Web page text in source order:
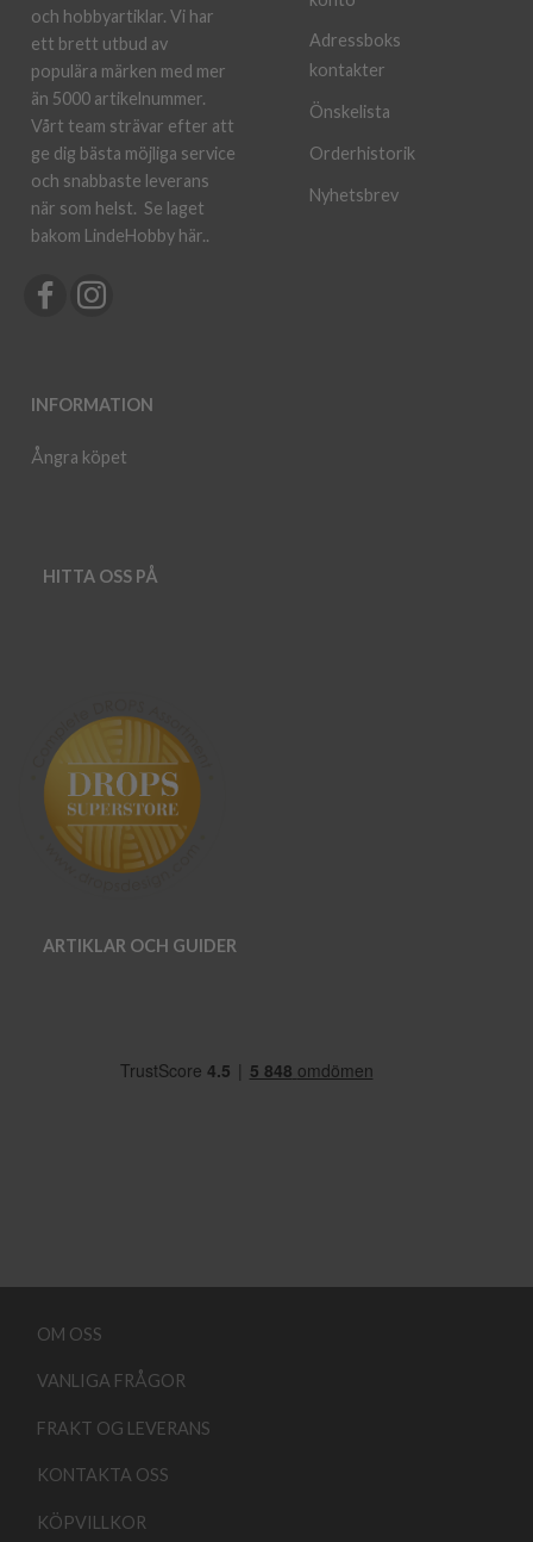
och hobbyartiklar. Vi har
ett brett utbud av
populära märken med mer
än 5000 artikelnummer.
Vårt team strävar efter att
ge dig bästa möjliga service
och snabbaste leverans
när som helst. Se laget
bakom LindeHobby här..
INFORMATION
Ångra köpet
Adressboks
kontakter
Önskelista
Orderhistorik
Nyhetsbrev
HITTA OSS PÅ
ARTIKLAR OCH GUIDER
OM OSS
VANLIGA FRÅGOR
FRAKT OG LEVERANS
KONTAKTA OSS
KÖPVILLKOR